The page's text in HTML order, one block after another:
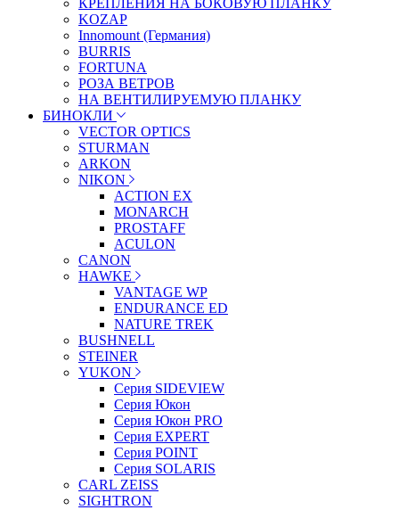
КРЕПЛЕНИЯ НА БОКОВУЮ ПЛАНКУ
KOZAP
Innomount (Германия)
BURRIS
FORTUNA
РОЗА ВЕТРОВ
НА ВЕНТИЛИРУЕМУЮ ПЛАНКУ
БИНОКЛИ
VECTOR OPTICS
STURMAN
ARKON
NIKON
ACTION EX
MONARCH
PROSTAFF
ACULON
CANON
HAWKE
VANTAGE WP
ENDURANCE ED
NATURE TREK
BUSHNELL
STEINER
YUKON
Серия SIDEVIEW
Серия Юкон
Серия Юкон PRO
Серия EXPERT
Серия POINT
Серия SOLARIS
CARL ZEISS
SIGHTRON